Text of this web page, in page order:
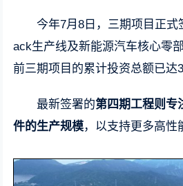
今年7月8日，三期项目正
ack生产线及新能源汽车核心零
前三期项目的累计投资总额已达
最新签署的第四期工程则专
件的生产规模，以支持更多高性